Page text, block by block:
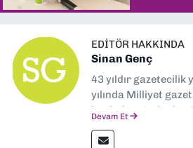
EDITÖR HAKKINDA
Sinan Genç
43 yıldır gazetecilik
yılında Milliyet
başladım. Ardından
muhabir, editör,
Devam Et